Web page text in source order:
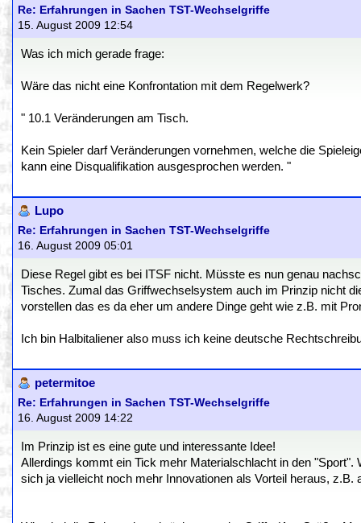
Re: Erfahrungen in Sachen TST-Wechselgriffe
15. August 2009 12:54
Was ich mich gerade frage:
Wäre das nicht eine Konfrontation mit dem Regelwerk?
" 10.1 Veränderungen am Tisch.
Kein Spieler darf Veränderungen vornehmen, welche die
kann eine Disqualifikation ausgesprochen werden. "
Lupo
Re: Erfahrungen in Sachen TST-Wechselgriffe
16. August 2009 05:01
Diese Regel gibt es bei ITSF nicht. Müsste es nun genau
Tisches. Zumal das Griffwechselsystem auch im Prinzip nicht
vorstellen das es da eher um andere Dinge geht wie z.B. mit
Ich bin Halbitaliener also muss ich keine deutsche
petermitoe
Re: Erfahrungen in Sachen TST-Wechselgriffe
16. August 2009 14:22
Im Prinzip ist es eine gute und interessante Idee!
Allerdings kommt ein Tick mehr Materialschlacht in den
sich ja vielleicht noch mehr Innovationen als Vorteil heraus, z.B.